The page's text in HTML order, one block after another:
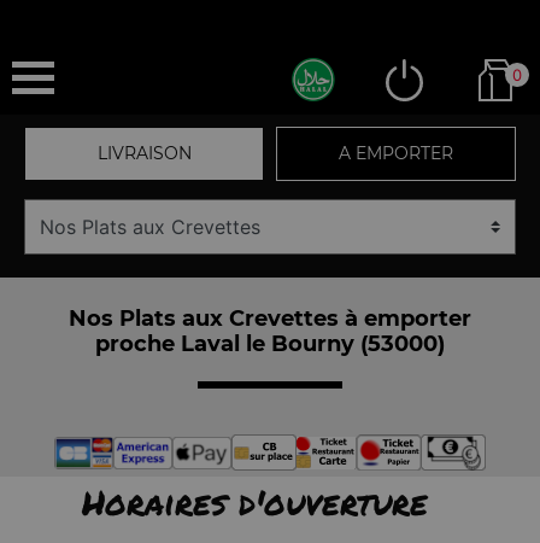
0
LIVRAISON A EMPORTER
Nos Plats aux Crevettes à emporter
proche Laval le Bourny (53000)
Horaires d'ouverture